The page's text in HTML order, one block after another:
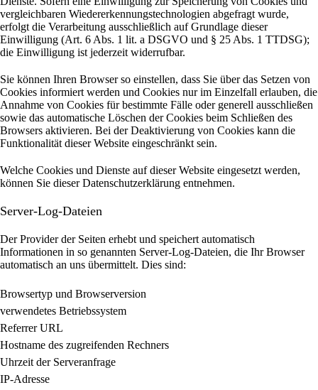
vergleichbaren Wiedererkennungstechnologien abgefragt wurde,
erfolgt die Verarbeitung ausschließlich auf Grundlage dieser
Einwilligung (Art. 6 Abs. 1 lit. a DSGVO und § 25 Abs. 1 TTDSG);
die Einwilligung ist jederzeit widerrufbar.
Sie können Ihren Browser so einstellen, dass Sie über das Setzen von
Cookies informiert werden und Cookies nur im Einzelfall erlauben, die
Annahme von Cookies für bestimmte Fälle oder generell ausschließen
sowie das automatische Löschen der Cookies beim Schließen des
Browsers aktivieren. Bei der Deaktivierung von Cookies kann die
Funktionalität dieser Website eingeschränkt sein.
Welche Cookies und Dienste auf dieser Website eingesetzt werden,
können Sie dieser Datenschutzerklärung entnehmen.
Server-Log-Dateien
Der Provider der Seiten erhebt und speichert automatisch
Informationen in so genannten Server-Log-Dateien, die Ihr Browser
automatisch an uns übermittelt. Dies sind:
Browsertyp und Browserversion
verwendetes Betriebssystem
Referrer URL
Hostname des zugreifenden Rechners
Uhrzeit der Serveranfrage
IP-Adresse